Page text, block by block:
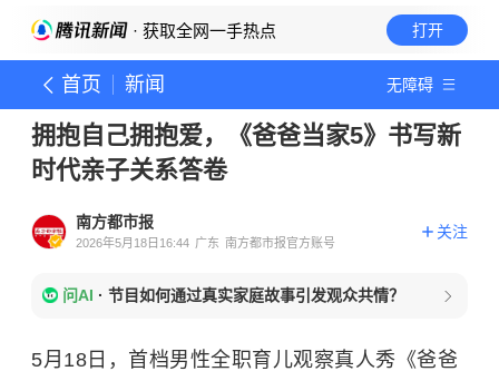
· 获取全网一手热点 打开
首页 新闻 无障碍
拥抱自己拥抱爱，《爸爸当家5》书写新
时代亲子关系答卷
南方都市报
2026年5月18日16:44 广东 南方都市报官方账号
关注
问AI · 节目如何通过真实家庭故事引发观众共情？
5月18日，首档男性全职育儿观察真人秀《爸爸